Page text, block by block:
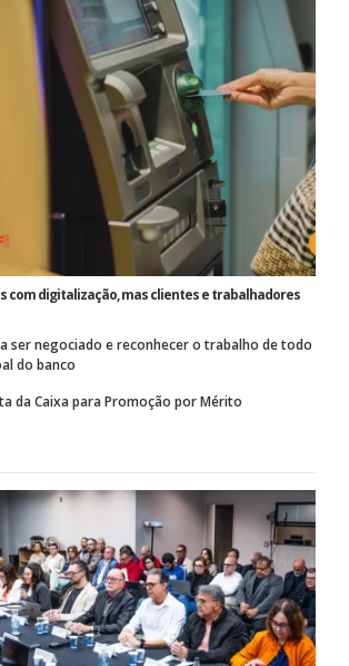
com digitalização, mas clientes e trabalhadores
ser negociado e reconhecer o trabalho de todo
do banco
da Caixa para Promoção por Mérito